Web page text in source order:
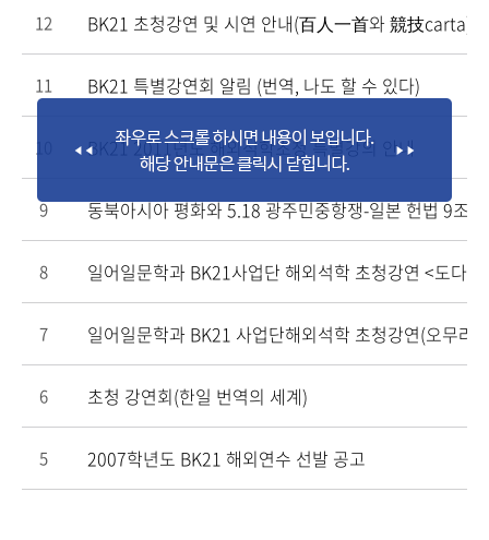
12 BK21 초청강연 및 시연 안내(百人一首와 競技carta)
11 BK21 특별강연회 알림 (번역, 나도 할 수 있다)
10 BK21 2011년도 해외석학초청 특별강의 안내
9 동북아시아 평화와 5.18 광주민중항쟁-일본 헌법 9조
8 일어일문학과 BK21사업단 해외석학 초청강연 <도다
7 일어일문학과 BK21 사업단해외석학 초청강연(오무라
6 초청 강연회(한일 번역의 세계)
5 2007학년도 BK21 해외연수 선발 공고